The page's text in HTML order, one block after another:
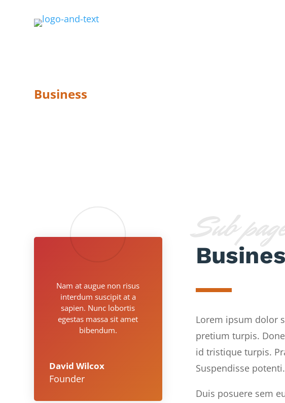
Business
Nam at augue non risus
interdum suscipit at a
sapien. Nunc lobortis
egestas massa sit amet
bibendum.
David Wilcox
Founder
Sub page
Lorem ipsum dolor
pretium turpis.
id tristique turpis.
Suspendisse
Duis posuere sem